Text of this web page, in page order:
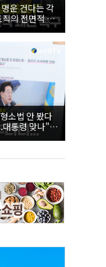
운 건다는 각
의 전면적 쇄
불어민주당 정
소법 안 봤다
통령 맞나"｜
의